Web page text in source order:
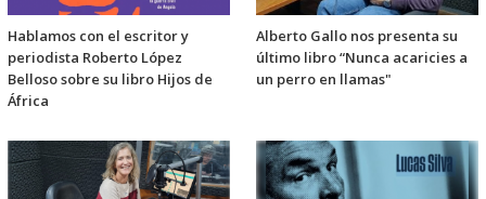
Hablamos con el escritor y
periodista Roberto López
Belloso sobre su libro Hijos de
África
Alberto Gallo nos presenta su
último libro “Nunca acaricies a
un perro en llamas"